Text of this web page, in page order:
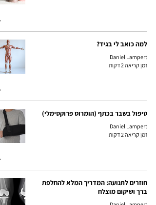
למה כואב לי בגיד?
Daniel Lampert
זמן קריאה 2 דקות
טיפול בשבר בכתף (הומרוס פרוקסימלי)
Daniel Lampert
זמן קריאה 2 דקות
חוזרים לתנועה: המדריך המלא להחלפת
ברך ושיקום מוצלח